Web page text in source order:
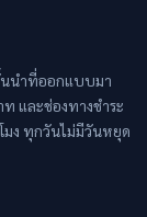
นำที่ออกแบบมา
และช่องทางชำระ
มง ทุกวันไม่มีวันหยุด